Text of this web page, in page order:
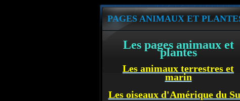
PAGES ANIMAUX ET
Les pages animaux et
plantes
Les animaux terrestres et
marin
Les oiseaux d'Amérique du